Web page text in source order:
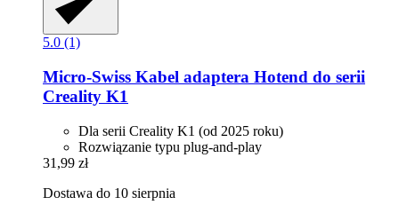
5.0 (1)
Micro-Swiss Kabel adaptera Hotend do serii
Creality K1
Dla serii Creality K1 (od 2025 roku)
Rozwiązanie typu plug-and-play
31,99 zł
Dostawa do 10 sierpnia